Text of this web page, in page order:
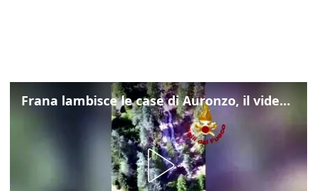
Frana lambisce le case di Auronzo, il video dall'elicottero dei vigili del fuoco